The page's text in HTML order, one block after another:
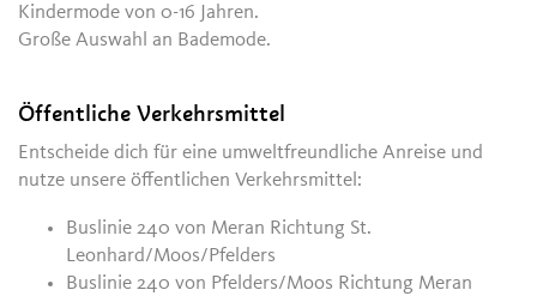
Kindermode von 0-16 Jahren.
Große Auswahl an Bademode.
Öffentliche Verkehrsmittel
Entscheide dich für eine umweltfreundliche Anreise und
nutze unsere öffentlichen Verkehrsmittel:
Buslinie 240 von Meran Richtung St.
Leonhard/Moos/Pfelders
Buslinie 240 von Pfelders/Moos Richtung Meran